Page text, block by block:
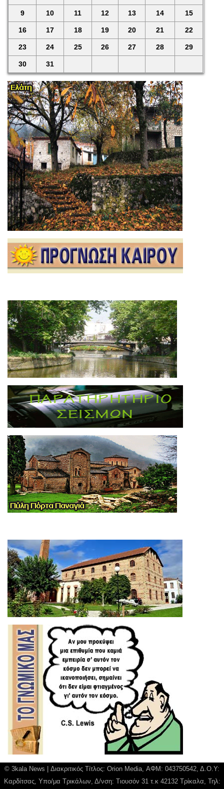
9 10 11 12 13 14 15
16 17 18 19 20 21 22
23 24 25 26 27 28 29
30 31
© 3kala News | Διακριτικός Τίτλος: Orion Media, ΑΦΜ: 043750542, Δ.Ο.Υ:
Καρδίτσας, Υπο/μα Τρικάλων, Δ/νση: Τιουσόν 31 τ.κ 42132 Τρίκαλα, Τηλ: